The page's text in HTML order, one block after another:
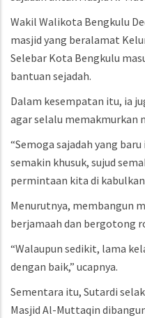
Wakil Walikota Bengkulu
masjid yang beralamat
Selebar Kota Bengkulu
bantuan sejadah.
Dalam kesempatan itu, ia
agar selalu memakmurkan
“Semoga sajadah yang
semakin khusuk, sujud
permintaan kita di kabulkan
Menurutnya, membangun
berjamaah dan bergotong
“Walaupun sedikit, lama
dengan baik,” ucapnya.
Sementara itu, Sutardi
Masjid Al-Muttaqin